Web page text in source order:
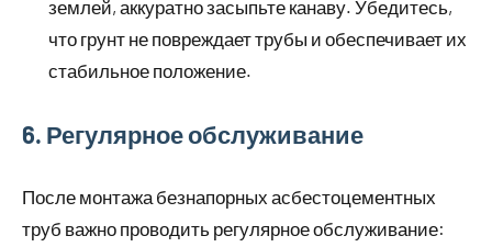
землей, аккуратно засыпьте канаву. Убедитесь,
что грунт не повреждает трубы и обеспечивает их
стабильное положение.
6. Регулярное обслуживание
После монтажа безнапорных асбестоцементных
труб важно проводить регулярное обслуживание: